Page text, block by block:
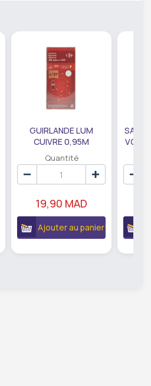
GUIRLANDE LUM
CUIVRE 0,95M
DE79207
Quantité
19,90 MAD
Ajouter au panier